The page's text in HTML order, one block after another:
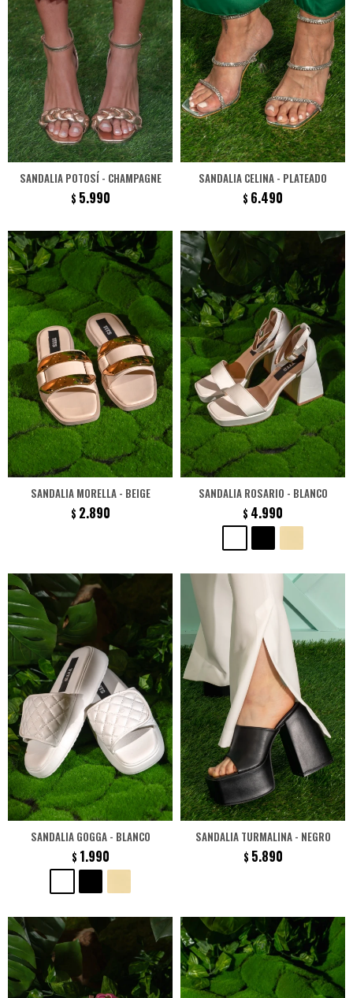
SANDALIA POTOSÍ - CHAMPAGNE
$ 5.990
SANDALIA CELINA - PLATEADO
$ 6.490
SANDALIA MORELLA - BEIGE
$ 2.890
SANDALIA ROSARIO - BLANCO
$ 4.990
SANDALIA GOGGA - BLANCO
$ 1.990
SANDALIA TURMALINA - NEGRO
$ 5.890